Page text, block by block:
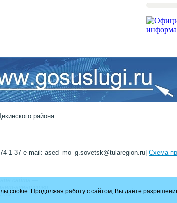
района
1-37 e-mail: ased_mo_g.sovetsk@tularegion.ru| Схема
cookie. Продолжая работу с сайтом, Вы даёте
агентство